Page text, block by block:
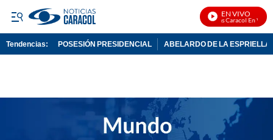
EN VIVO
Noticias Caracol En Vivo
Tendencias: POSESIÓN PRESIDENCIAL ABELARDO DE LA ESPRIELLA